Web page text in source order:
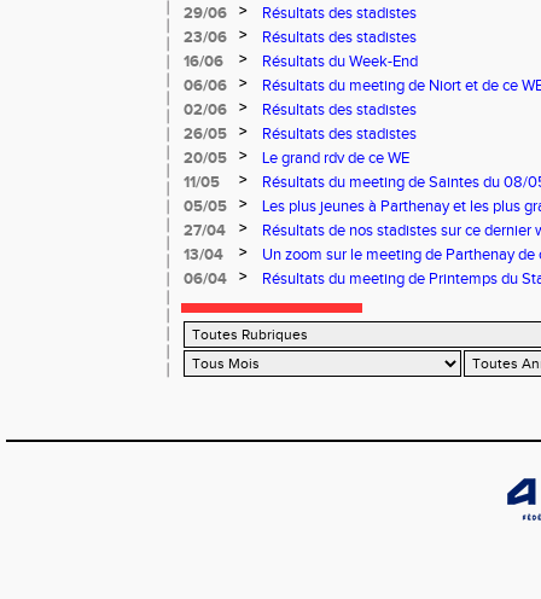
29/06
>
Résultats des stadistes
23/06
>
Résultats des stadistes
16/06
>
Résultats du Week-End
06/06
>
Résultats du meeting de Niort et de ce
02/06
>
Résultats des stadistes
26/05
>
Résultats des stadistes
20/05
>
Le grand rdv de ce WE
11/05
>
Résultats du meeting de Saintes du 08/
Niort du 11/05/2025
05/05 >
Les plus jeunes à Parthenay et les plus
03 et 04 mai
27/04 >
Résultats de nos stadistes sur ce dernier
13/04
>
Un zoom sur le meeting de Parthenay
06/04
> Résultats du meeting de Printemps du